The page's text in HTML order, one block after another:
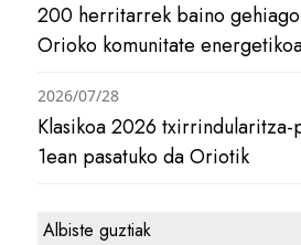
200 herritarrek baino
Orioko komunitate
Klasikoa 2026
1ean pasatuko da Oriotik
2026/07/28
Albiste guztiak